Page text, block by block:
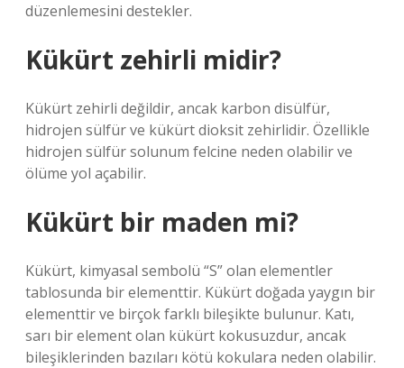
düzenlemesini destekler.
Kükürt zehirli midir?
Kükürt zehirli değildir, ancak karbon disülfür,
hidrojen sülfür ve kükürt dioksit zehirlidir. Özellikle
hidrojen sülfür solunum felcine neden olabilir ve
ölüme yol açabilir.
Kükürt bir maden mi?
Kükürt, kimyasal sembolü “S” olan elementler
tablosunda bir elementtir. Kükürt doğada yaygın bir
elementtir ve birçok farklı bileşikte bulunur. Katı,
sarı bir element olan kükürt kokusuzdur, ancak
bileşiklerinden bazıları kötü kokulara neden olabilir.